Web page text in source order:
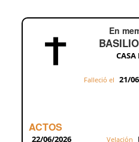
En
CASA
Falleció el 21/
ACTOS
22/06/2026 Velación